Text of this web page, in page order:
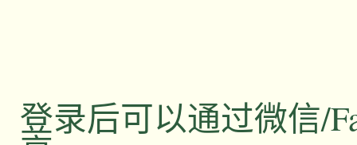
登录后可以通过微信/